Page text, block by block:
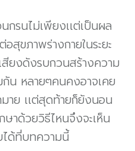
นไม่เพียงเเต่เป็นผล
สุขภาพร่างกายในระยะ
ยงดังรบกวนสร้างความ
น หลายๆคนคงอาจเคย
าย เเต่สุดท้ายก็ยังนอน
าด้วยวิธีไหนจึงจะเห็น
ด้ที่บทความนี้